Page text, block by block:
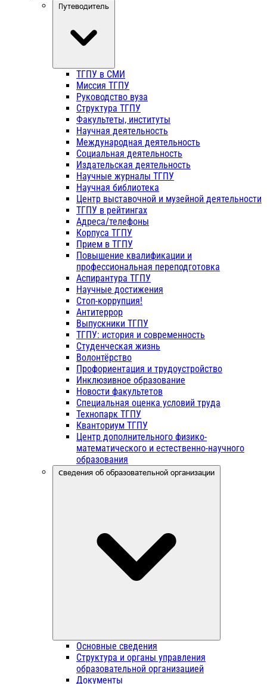
Путеводитель
ТГПУ в СМИ
Миссия ТГПУ
Руководство вуза
Структура ТГПУ
Факультеты, институты
Научная деятельность
Международная деятельность
Социальная деятельность
Издательская деятельность
Научные журналы ТГПУ
Научная библиотека
Центр выставочной и музейной деятельности
ТГПУ в рейтингах
Адреса/телефоны
Корпуса ТГПУ
Прием в ТГПУ
Повышение квалификации и
профессиональная переподготовка
Аспирантура ТГПУ
Научные достижения
Стоп-коррупция!
Антитеррор
Выпускники ТГПУ
ТГПУ: история и современность
Студенческая жизнь
Волонтёрство
Профориентация и трудоустройство
Инклюзивное образование
Новости факультетов
Специальная оценка условий труда
Технопарк ТГПУ
Кванториум ТГПУ
Центр дополнительного физико-
математического и естественно-научного
образования
Сведения об образовательной организации
Основные сведения
Структура и органы управления
образовательной организацией
Документы